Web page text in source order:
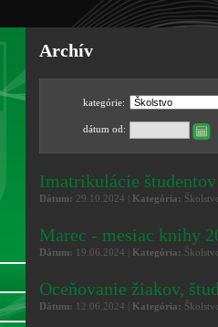
Archív
kategórie:
dátum od:
Imatrikulácie
Dátum: 29.10.2024 | Kategória:
Marec - mesiac knihy
Dátum: 19.06.2024 | Kategória:
Oceňovanie žiakov,
Dátum: 12.06.2024 | Kategória: